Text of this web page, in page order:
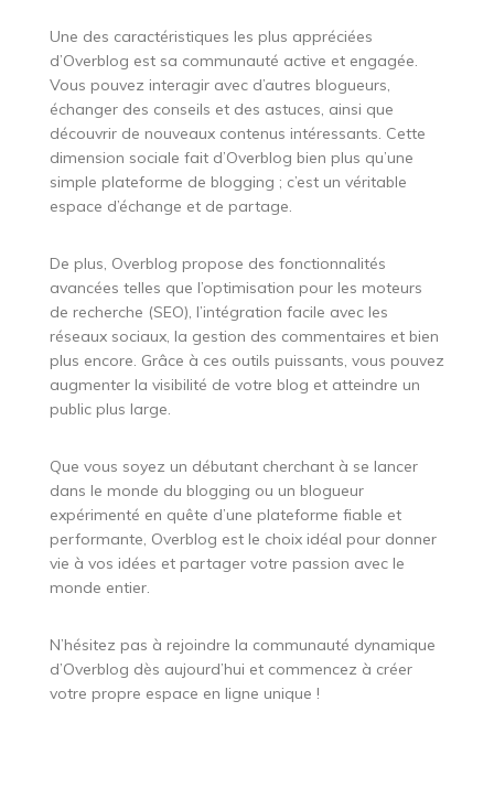
Une des caractéristiques les plus appréciées
d’Overblog est sa communauté active et engagée.
Vous pouvez interagir avec d’autres blogueurs,
échanger des conseils et des astuces, ainsi que
découvrir de nouveaux contenus intéressants. Cette
dimension sociale fait d’Overblog bien plus qu’une
simple plateforme de blogging ; c’est un véritable
espace d’échange et de partage.
De plus, Overblog propose des fonctionnalités
avancées telles que l’optimisation pour les moteurs
de recherche (SEO), l’intégration facile avec les
réseaux sociaux, la gestion des commentaires et bien
plus encore. Grâce à ces outils puissants, vous pouvez
augmenter la visibilité de votre blog et atteindre un
public plus large.
Que vous soyez un débutant cherchant à se lancer
dans le monde du blogging ou un blogueur
expérimenté en quête d’une plateforme fiable et
performante, Overblog est le choix idéal pour donner
vie à vos idées et partager votre passion avec le
monde entier.
N’hésitez pas à rejoindre la communauté dynamique
d’Overblog dès aujourd’hui et commencez à créer
votre propre espace en ligne unique !